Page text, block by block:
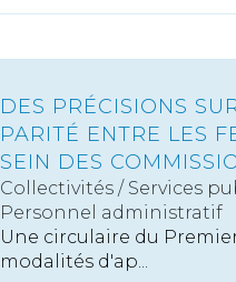
DES PRÉCISIONS
PARITÉ ENTRE LES
SEIN DES
Collectivités / Services
Personnel administratif
Une circulaire du
modalités d'ap...